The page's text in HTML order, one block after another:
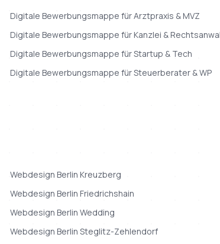
Digitale Bewerbungsmappe fürArztpraxis & MVZ
Digitale Bewerbungsmappe fürKanzlei &
Digitale Bewerbungsmappe fürStartup & Tech
Digitale Bewerbungsmappe fürSteuerberater & WP
Webdesign BerlinKreuzberg
Webdesign BerlinFriedrichshain
Webdesign BerlinWedding
Webdesign BerlinSteglitz-Zehlendorf